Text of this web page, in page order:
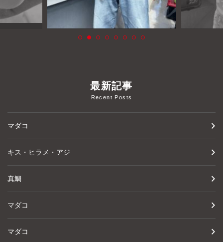
最新記事
Recent Posts
マダコ
キス・ヒラメ・アジ
真鯛
マダコ
マダコ